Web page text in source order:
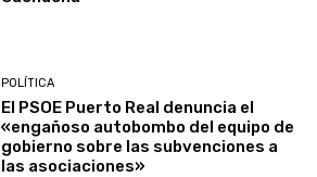
POLÍTICA
El PSOE Puerto Real denuncia el
«engañoso autobombo del equipo de
gobierno sobre las subvenciones a
las asociaciones»